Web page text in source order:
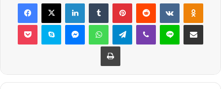
Facebook
X LinkedInTumblr PinterestReddit VKontakte
Pocket Skype MessengerWhatsAppTelegramViber Line E-Posta ile
Yazdır